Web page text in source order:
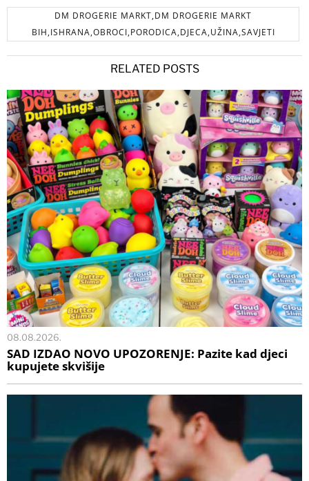
DM DROGERIE MARKT,DM DROGERIE MARKT
BIH,ISHRANA,OBROCI,PORODICA,DJECA,UŽINA,SAVJETI
RELATED POSTS
08.08.2026.
SAD IZDAO NOVO UPOZORENJE: Pazite kad djeci
kupujete skvišije